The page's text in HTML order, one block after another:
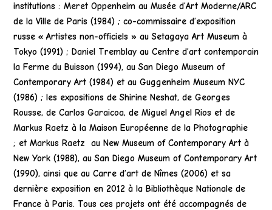
institutions : Meret Oppenheimau Musée d’Art Moderne/ARC
de la Ville de Paris (1984) ; co-commissaire d’exposition
russe « Artistes non-officiels » au Setagaya Art Museum à
Tokyo (1991) ; Daniel Tremblayau Centre d’art contemporain
la Ferme du Buisson (1994), au San Diego Museum of
Contemporary Art (1984) et au Guggenheim Museum NYC
(1986) ; les expositions de Shirine Neshat, de Georges
Rousse, de Carlos Garaicoa, de Miguel Angel Rioset de
Markus Raetz à la Maison Européenne de la Photographie
; et Markus Raetz au New Museum of Contemporary Art à
New York (1988), au San Diego Museum of Contemporary Art
(1990), ainsi que au Carre d’art de Nîmes (2006) et sa
dernière exposition en 2012 à la Bibliothèque Nationale de
France à Paris. Tous ces projets ont été accompagnés de